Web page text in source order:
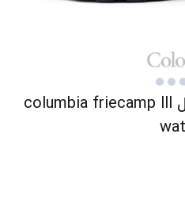
کفش کلمبیا مردانه مدل columbia friecamp lll